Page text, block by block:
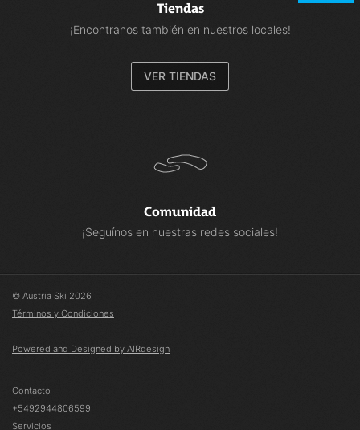
Tiendas
¡Encontranos también en nuestros locales!
VER TIENDAS
Comunidad
¡Seguínos en nuestras redes sociales!
© Austria Ski 2026
Términos y Condiciones
Powered and Designed by AIRdesign
Contacto
+5492944806599
Servicios